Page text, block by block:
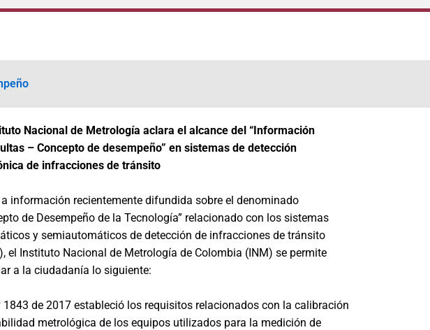
Nacional de Metrología aclara el alcance del “Información
– Concepto de desempeño” en sistemas de detección
de infracciones de tránsito
a información recientemente difundida sobre el denominado
de Desempeño de la Tecnología” relacionado con los sistemas
y semiautomáticos de detección de infracciones de tránsito
el Instituto Nacional de Metrología de Colombia (INM) se permite
a la ciudadanía lo siguiente:
1843 de 2017 estableció los requisitos relacionados con la calibración
metrológica de los equipos utilizados para la medición de